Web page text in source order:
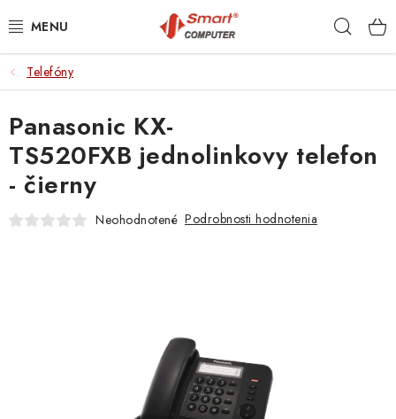
na
NOTEBOOKY
MOBILNÉ ZARIADENIA
PC A KOMPONENTY
PERIFÉRIE
Telefóny
Panasonic KX-
TS520FXB jednolinkovy telefon
- čierny
Neohodnotené Podrobnosti hodnotenia